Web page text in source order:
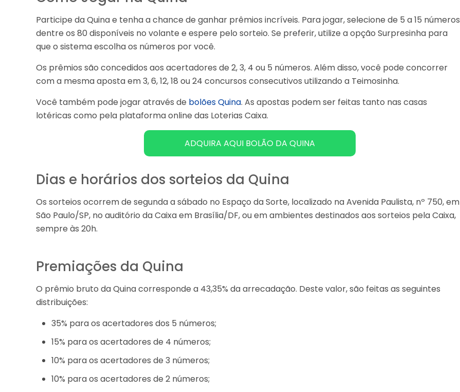
Participe da Quina e tenha a chance de ganhar prêmios incríveis. Para jogar, selecione de 5 a 15 números
dentre os 80 disponíveis no volante e espere pelo sorteio. Se preferir, utilize a opção Surpresinha para
que o sistema escolha os números por você.
Os prêmios são concedidos aos acertadores de 2, 3, 4 ou 5 números. Além disso, você pode concorrer
com a mesma aposta em 3, 6, 12, 18 ou 24 concursos consecutivos utilizando a Teimosinha.
Você também pode jogar através de bolões Quina. As apostas podem ser feitas tanto nas casas
lotéricas como pela plataforma online das Loterias Caixa.
ADQUIRA AQUI BOLÃO DA QUINA
Dias e horários dos sorteios da Quina
Os sorteios ocorrem de segunda a sábado no Espaço da Sorte, localizado na Avenida Paulista, nº 750, em
São Paulo/SP, no auditório da Caixa em Brasília/DF, ou em ambientes destinados aos sorteios pela Caixa,
sempre às 20h.
Premiações da Quina
O prêmio bruto da Quina corresponde a 43,35% da arrecadação. Deste valor, são feitas as seguintes
distribuições:
35% para os acertadores dos 5 números;
15% para os acertadores de 4 números;
10% para os acertadores de 3 números;
10% para os acertadores de 2 números;